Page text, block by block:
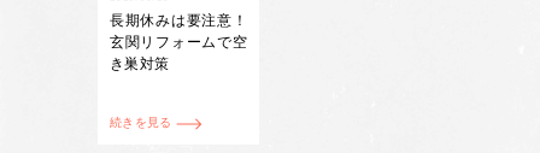
長期休みは要注意！
玄関リフォームで空
き巣対策
続きを見る